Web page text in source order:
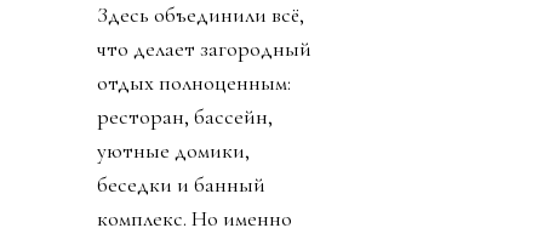
Здесь объединили всё,
что делает загородный
отдых полноценным:
ресторан, бассейн,
уютные домики,
беседки и банный
комплекс. Но именно